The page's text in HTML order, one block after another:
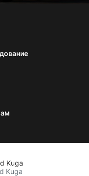
Kuga
Kuga